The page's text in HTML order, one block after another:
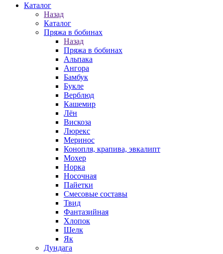
Каталог
Назад
Каталог
Пряжа в бобинах
Назад
Пряжа в бобинах
Альпака
Ангора
Бамбук
Букле
Верблюд
Кашемир
Лён
Вискоза
Люрекс
Меринос
Конопля, крапива, эвкалипт
Мохер
Норка
Носочная
Пайетки
Смесовые составы
Твид
Фантазийная
Хлопок
Шелк
Як
Дундага